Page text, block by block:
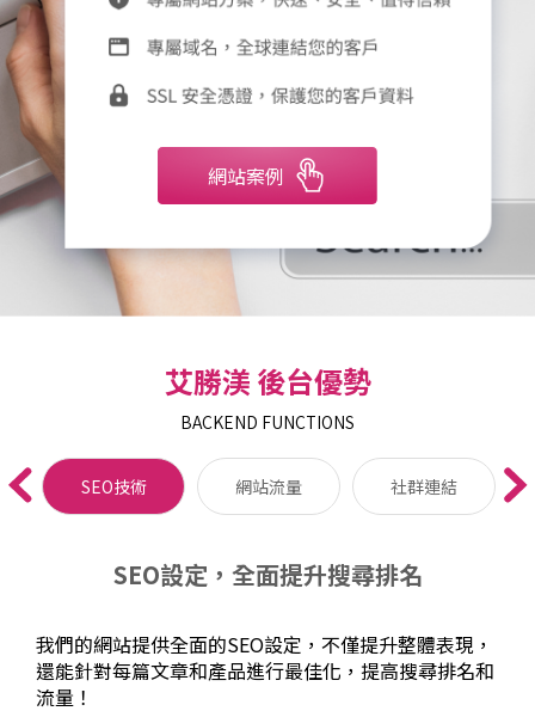
網站案例
艾勝渼 後台優勢
BACKEND FUNCTIONS
SEO技術 網站流量 社群連結
SEO設定，全面提升搜尋排名
我們的網站提供全面的SEO設定，不僅提升整體表現，
還能針對每篇文章和產品進行最佳化，提高搜尋排名和
流量！